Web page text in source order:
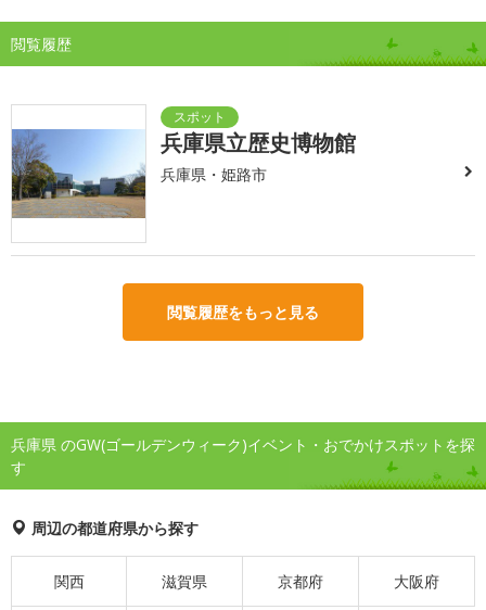
閲覧履歴
兵庫県立歴史博物館
兵庫県・姫路市
閲覧履歴をもっと見る
兵庫県 のGW(ゴールデンウィーク)イベント・おでかけスポットを探
す
周辺の都道府県から探す
関西 滋賀県 京都府 大阪府